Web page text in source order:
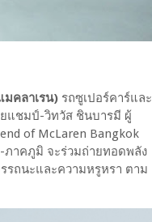
มคลาเรน) รถซูเปอร์คาร์และ
ยแชมป์-วิทวัส ชินบารมี ผู้
of McLaren Bangkok
ภาคภูมิ จะร่วมถ่ายทอดพลัง
ถนะและความหรูหรา ตาม